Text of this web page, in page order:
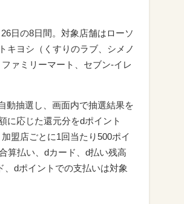
日の8日間。対象店舗はローソ
キヨシ（くすりのラブ、シメノ
ァミリーマート、セブン‐イレ
動抽選し、画面内で抽選結果を
に応じた還元分をdポイント
盟店ごとに1回当たり500ポイ
算払い、dカード、d払い残高
dポイントでの支払いは対象